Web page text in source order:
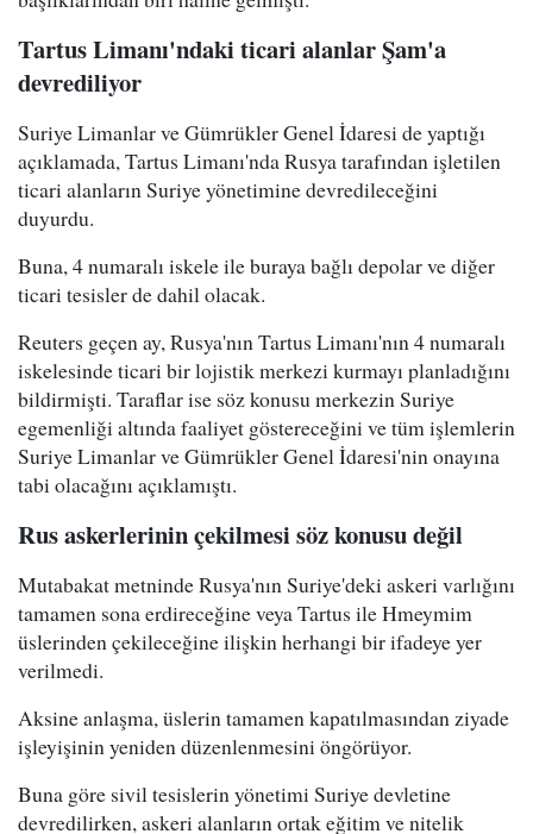
Tartus Limanı'ndaki ticari alanlar Şam'a
devrediliyor
Suriye Limanlar ve Gümrükler Genel İdaresi de yaptığı
açıklamada, Tartus Limanı'nda Rusya tarafından işletilen
ticari alanların Suriye yönetimine devredileceğini
duyurdu.
Buna, 4 numaralı iskele ile buraya bağlı depolar ve diğer
ticari tesisler de dahil olacak.
Reuters geçen ay, Rusya'nın Tartus Limanı'nın 4 numaralı
iskelesinde ticari bir lojistik merkezi kurmayı planladığını
bildirmişti. Taraflar ise söz konusu merkezin Suriye
egemenliği altında faaliyet göstereceğini ve tüm işlemlerin
Suriye Limanlar ve Gümrükler Genel İdaresi'nin onayına
tabi olacağını açıklamıştı.
Rus askerlerinin çekilmesi söz konusu değil
Mutabakat metninde Rusya'nın Suriye'deki askeri varlığını
tamamen sona erdireceğine veya Tartus ile Hmeymim
üslerinden çekileceğine ilişkin herhangi bir ifadeye yer
verilmedi.
Aksine anlaşma, üslerin tamamen kapatılmasından ziyade
işleyişinin yeniden düzenlenmesini öngörüyor.
Buna göre sivil tesislerin yönetimi Suriye devletine
devredilirken, askeri alanların ortak eğitim ve nitelik